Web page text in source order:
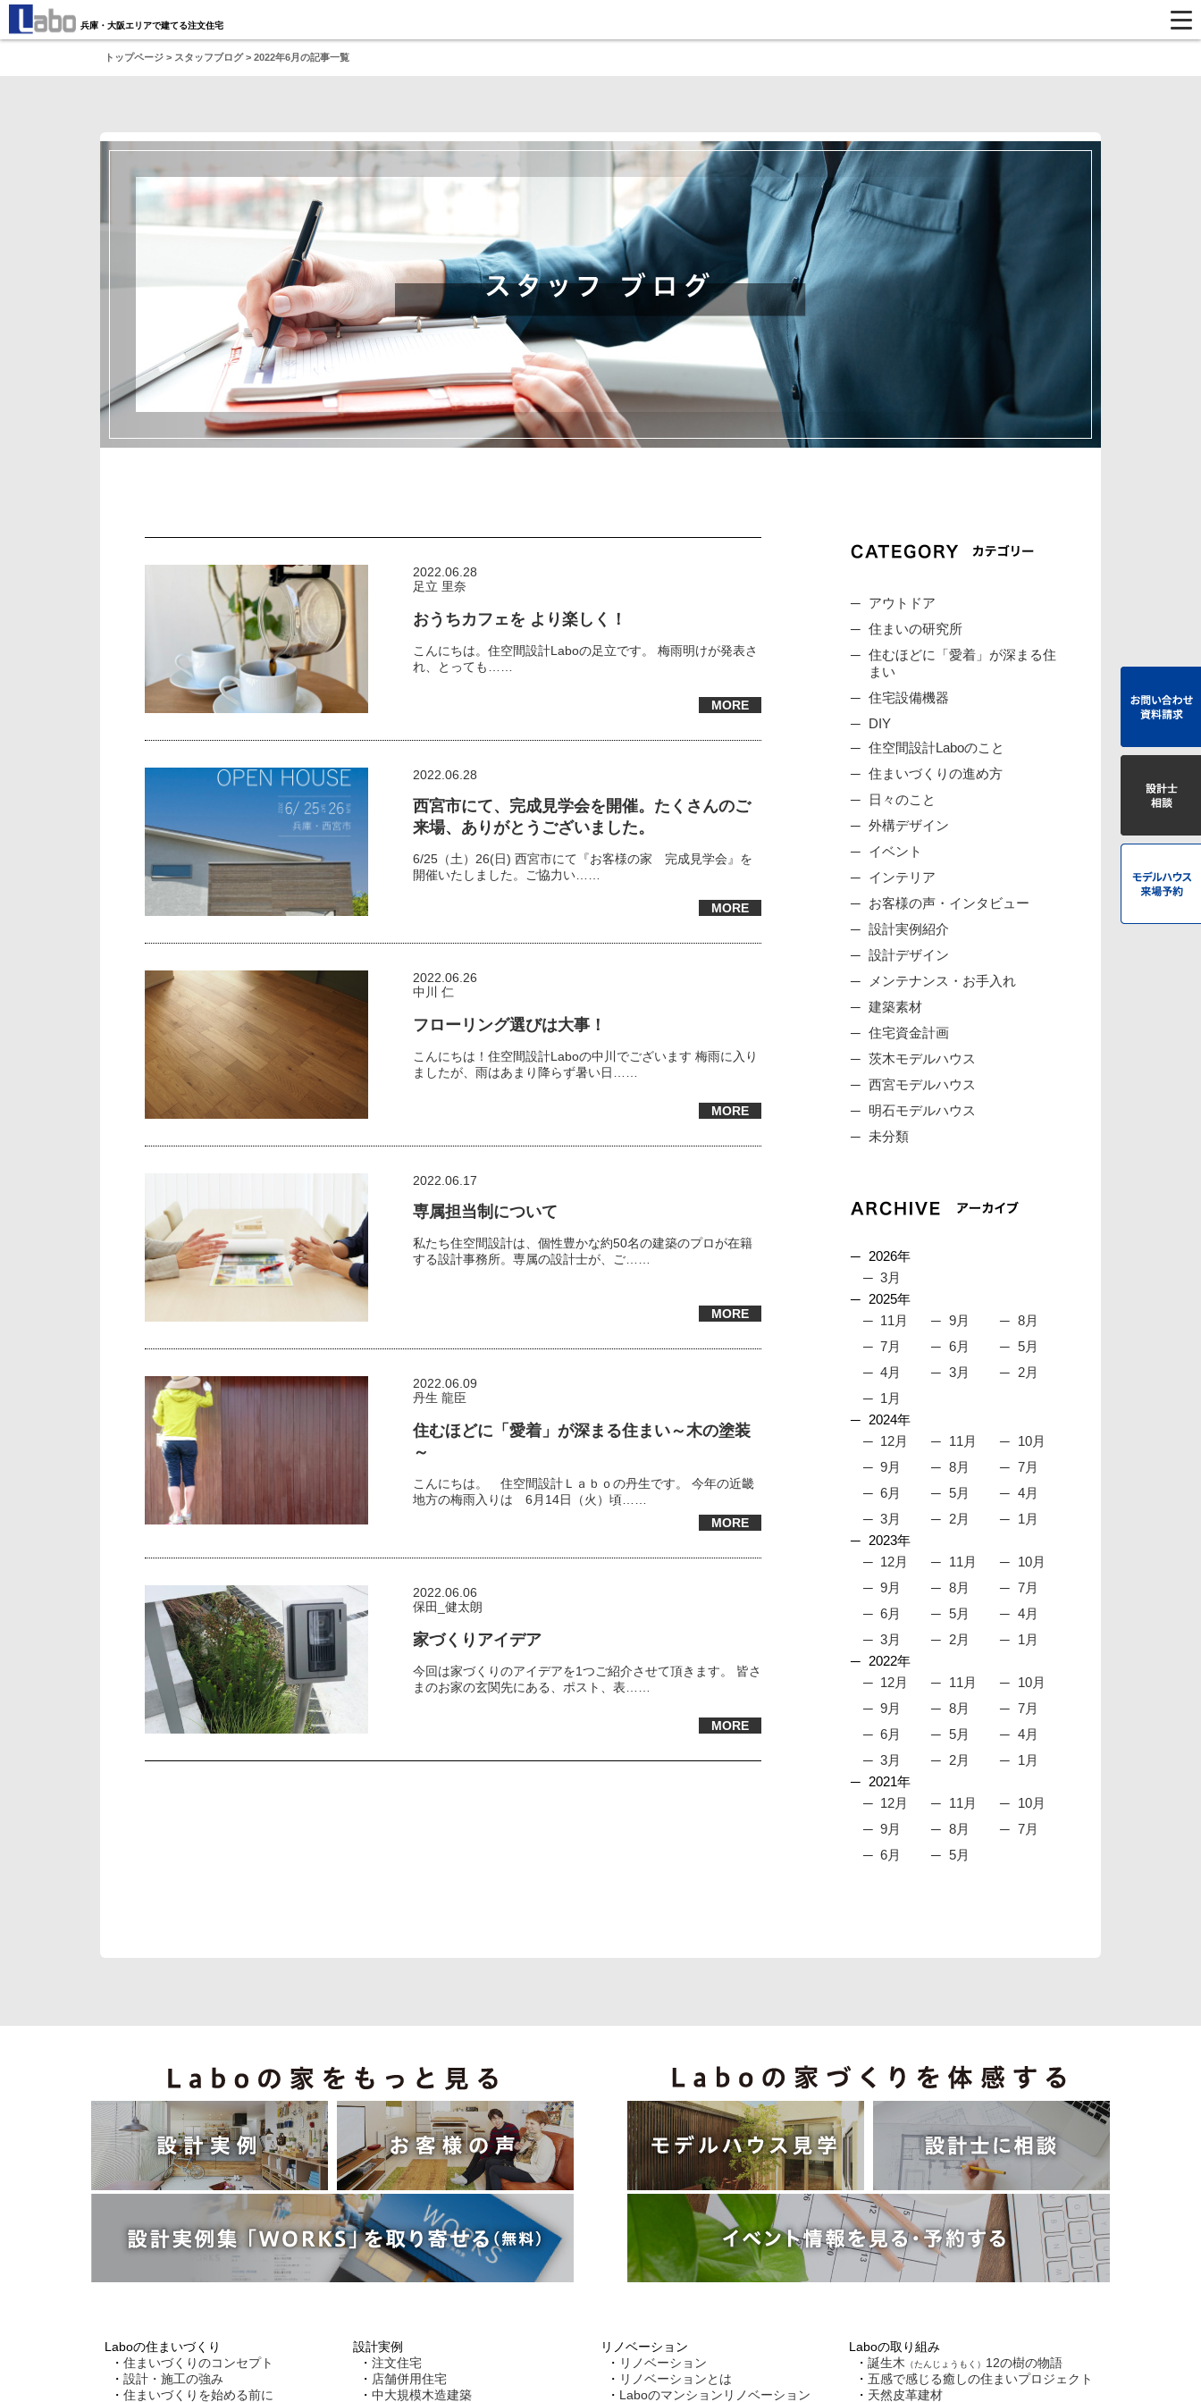
兵庫・大阪エリアで建てる注文住宅
トップページ > スタッフブログ> 2022年6月の記事一覧
2022.06.28
足立 里奈
おうちカフェを より楽しく！
こんにちは。住空間設計Laboの足立です。 梅雨明けが発表さ
れ、とっても……
MORE
2022.06.28
西宮市にて、完成見学会を開催。たくさんのご
来場、ありがとうございました。
6/25（土）26(日) 西宮市にて『お客様の家 完成見学会』を
開催いたしました。ご協力い……
MORE
2022.06.26
中川 仁
フローリング選びは大事！
こんにちは！住空間設計Laboの中川でございます 梅雨に入り
ましたが、雨はあまり降らず暑い日……
MORE
2022.06.17
専属担当制について
私たち住空間設計は、個性豊かな約50名の建築のプロが在籍
する設計事務所。専属の設計士が、ご……
MORE
2022.06.09
丹生 龍臣
住むほどに「愛着」が深まる住まい～木の塗装
～
こんにちは。 住空間設計Ｌａｂｏの丹生です。 今年の近畿
地方の梅雨入りは 6月14日（火）頃……
MORE
2022.06.06
保田_健太朗
家づくりアイデア
今回は家づくりのアイデアを1つご紹介させて頂きます。 皆さ
まのお家の玄関先にある、ポスト、表……
MORE
アウトドア
住まいの研究所
住むほどに「愛着」が深まる住
まい
住宅設備機器
DIY
住空間設計Laboのこと
住まいづくりの進め方
日々のこと
外構デザイン
イベント
インテリア
お客様の声・インタビュー
設計実例紹介
設計デザイン
メンテナンス・お手入れ
建築素材
住宅資金計画
茨木モデルハウス
西宮モデルハウス
明石モデルハウス
未分類
2026年
3月
2025年
11月
9月
8月
7月
6月
5月
4月
3月
2月
1月
2024年
12月
11月
10月
9月
8月
7月
6月
5月
4月
3月
2月
1月
2023年
12月
11月
10月
9月
8月
7月
6月
5月
4月
3月
2月
1月
2022年
12月
11月
10月
9月
8月
7月
6月
5月
4月
3月
2月
1月
2021年
12月
11月
10月
9月
8月
7月
6月
5月
Laboの住まいづくり
住まいづくりのコンセプト
設計・施工の強み
住まいづくりを始める前に
設計実例
注文住宅
店舗併用住宅
中大規模木造建築
リノベーション
リノベーション
リノベーションとは
Laboのマンションリノベーション
Laboの取り組み
誕生木 （たんじょうもく）
12の樹の物語
五感で感じる癒しの住まいプロジェクト
天然皮革建材